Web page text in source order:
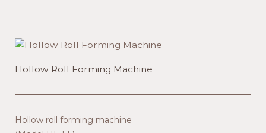
Hollow Roll Forming Machine
Hollow roll forming machine